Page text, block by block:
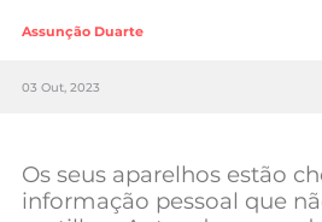
Lifestyle
Sociedade
Negócios
Assunção Duarte
03 Out, 2023
Os seus aparelhos estão
informação pessoal que